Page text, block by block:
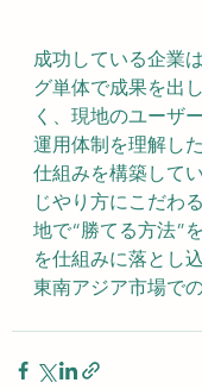
成功している企業
グ単体で成果を出
く、現地のユーザ
運用体制を理解し
仕組みを構築して
じやり方にこだわ
地で“勝てる方法”
を仕組みに落とし
東南アジア市場で